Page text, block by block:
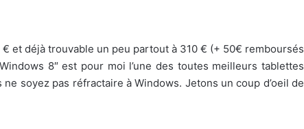
et déjà trouvable un peu partout à 310 € (+ 50€ remboursés
8″ est pour moi l’une des toutes meilleurs tablettes
soyez pas réfractaire à Windows. Jetons un coup d’oeil de